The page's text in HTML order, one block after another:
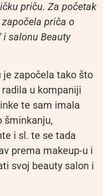
priču. Za početak
priča o
i salonu Beauty
započela tako što
u kompaniji
te sam imala
šminkanju,
i sl. te se tada
prema makeup-u i
svoj beauty salon i